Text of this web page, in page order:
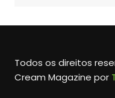
Todos os direitos
Cream Magazine por